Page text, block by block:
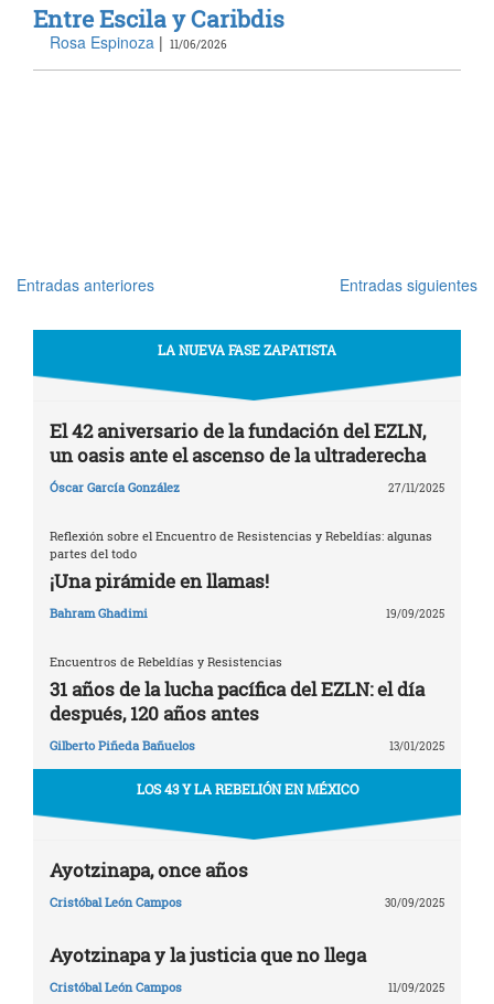
Entre Escila y Caribdis
Rosa Espinoza | 11/06/2026
entradas
Entradas anteriores Entradas siguientes
LA NUEVA FASE ZAPATISTA
El 42 aniversario de la fundación del EZLN,
un oasis ante el ascenso de la ultraderecha
Óscar García González 27/11/2025
Reflexión sobre el Encuentro de Resistencias y Rebeldías: algunas
partes del todo
¡Una pirámide en llamas!
Bahram Ghadimi 19/09/2025
Encuentros de Rebeldías y Resistencias
31 años de la lucha pacífica del EZLN: el día
después, 120 años antes
Gilberto Piñeda Bañuelos 13/01/2025
LOS 43 Y LA REBELIÓN EN MÉXICO
Ayotzinapa, once años
Cristóbal León Campos 30/09/2025
Ayotzinapa y la justicia que no llega
Cristóbal León Campos 11/09/2025